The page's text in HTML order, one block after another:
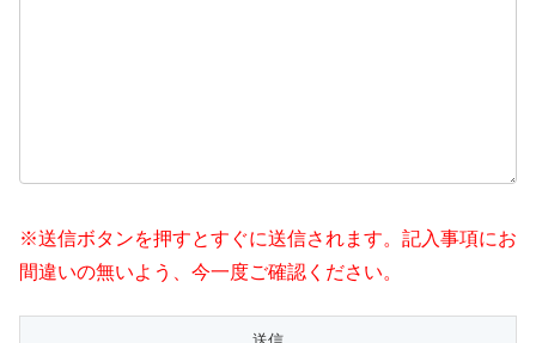
※送信ボタンを押すとすぐに送信されます。記入事項にお
間違いの無いよう、今一度ご確認ください。